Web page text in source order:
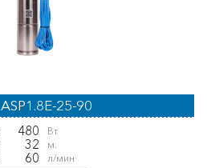
ASP1.8E-25-90
480 Вт
32 м.
60 л/мин